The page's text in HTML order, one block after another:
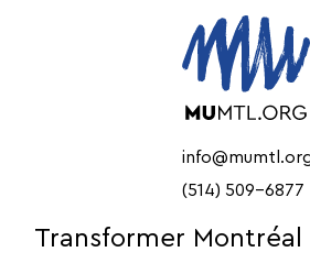
(514) 509-6877
Transformer Montréal